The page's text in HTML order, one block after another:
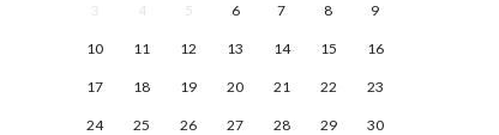
3 4 5 6 7 8 9
10 11 12 13 14 15 16
17 18 19 20 21 22 23
24 25 26 27 28 29 30